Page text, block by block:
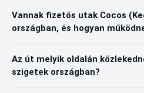
Vannak fizetős utak Cocos
országban, és hogyan
Az út melyik oldalán
szigetek országban?